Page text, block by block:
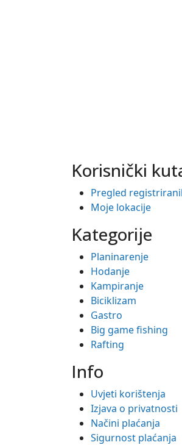
Korisnički
Pregled
Moje lokacije
Kategorije
Planinarenje
Hodanje
Kampiranje
Biciklizam
Gastro
Big game fishing
Rafting
Info
Uvjeti korištenja
Izjava o privatnosti
Načini plaćanja
Sigurnost plaćanja